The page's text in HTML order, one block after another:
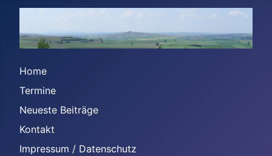
Home
Termine
Neueste Beiträge
Kontakt
Impressum / Datenschutz